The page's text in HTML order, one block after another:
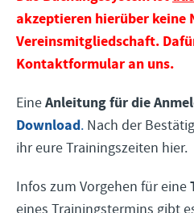
akzeptieren hierüber keine
Vereinsmitgliedschaft.
Kontaktformular an uns.
EineAnleitung für die
Download. Nach der
ihr eure Trainingszeiten hier.
Infos zum Vorgehen für eine